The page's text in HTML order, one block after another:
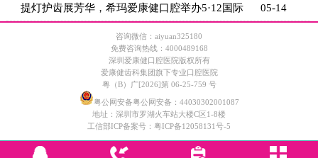
办5·12国际 05-14 诊时间
意大利种植博士到访希玛爱康健
技术新思
咨询微信：aiyuan325180
免费咨询热线：4000489168
深圳爱康健口腔医院版权所有
爱康健齿科集团旗下专业口腔医院
粤（B）广[2026]第 06-25-759 号
粤公网安备粤公网安备：44030302001087
地址：深圳市罗湖火车站大楼C区1-8楼
工信部ICP备案号： 粤ICP备12058131号-5